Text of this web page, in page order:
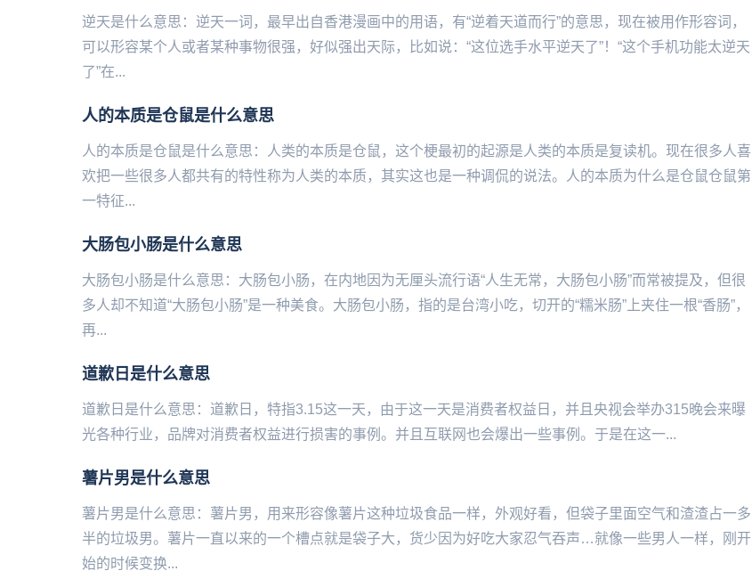
逆天是什么意思：逆天一词，最早出自香港漫画中的用语，有“逆着天道而行”的意思，现在被用作形容词，
可以形容某个人或者某种事物很强，好似强出天际，比如说：“这位选手水平逆天了”！“这个手机功能太逆天
了”在...
人的本质是仓鼠是什么意思
人的本质是仓鼠是什么意思：人类的本质是仓鼠，这个梗最初的起源是人类的本质是复读机。现在很多人喜
欢把一些很多人都共有的特性称为人类的本质，其实这也是一种调侃的说法。人的本质为什么是仓鼠仓鼠第
一特征...
大肠包小肠是什么意思
大肠包小肠是什么意思：大肠包小肠，在内地因为无厘头流行语“人生无常，大肠包小肠”而常被提及，但很
多人却不知道“大肠包小肠”是一种美食。大肠包小肠，指的是台湾小吃，切开的“糯米肠”上夹住一根“香肠”，
再...
道歉日是什么意思
道歉日是什么意思：道歉日，特指3.15这一天，由于这一天是消费者权益日，并且央视会举办315晚会来曝
光各种行业，品牌对消费者权益进行损害的事例。并且‌‌‌‌‌‌‌‌‌互联网也会爆出一些事例。于是在这一...
薯片男是什么意思
薯片男是什么意思：薯片男，用来形容像薯片这种垃圾食品一样，外观好看，但袋子里面空气和渣渣占一多
半的垃圾男。薯片一直以来的一个槽点就是袋子大，货少因为好吃大家忍气吞声…就像一些男人一样，刚开
始的时候变换...